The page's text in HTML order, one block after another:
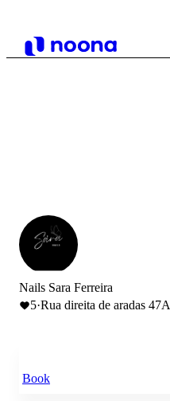
Nails Sara Ferreira
5·Rua direita de aradas 47A
Book